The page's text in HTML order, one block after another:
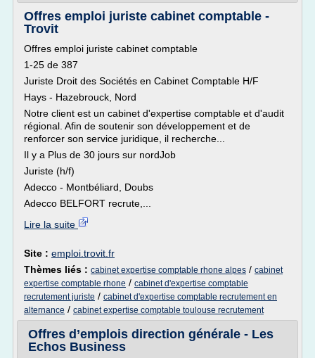
Offres emploi juriste cabinet comptable -
Trovit
Offres emploi juriste cabinet comptable
1-25 de 387
Juriste Droit des Sociétés en Cabinet Comptable H/F
Hays - Hazebrouck, Nord
Notre client est un cabinet d'expertise comptable et d'audit
régional. Afin de soutenir son développement et de
renforcer son service juridique, il recherche...
Il y a Plus de 30 jours sur nordJob
Juriste (h/f)
Adecco - Montbéliard, Doubs
Adecco BELFORT recrute,...
Lire la suite
Site : emploi.trovit.fr
Thèmes liés : cabinet expertise comptable rhone alpes / cabinet
expertise comptable rhone / cabinet d'expertise comptable
recrutement juriste / cabinet d'expertise comptable recrutement en
alternance / cabinet expertise comptable toulouse recrutement
Offres d’emplois direction générale - Les
Echos Business